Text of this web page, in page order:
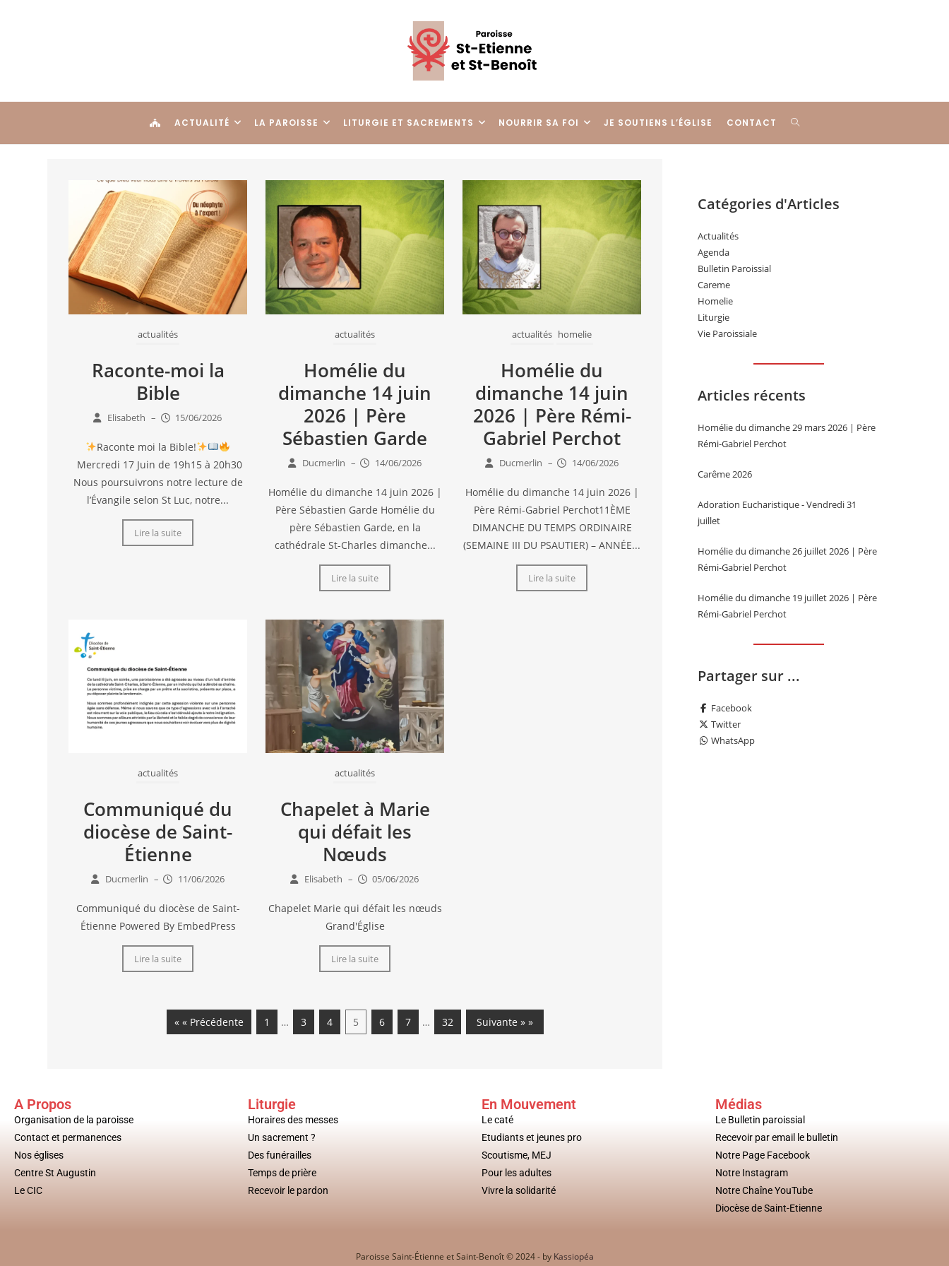
ACTUALITÉ LA PAROISSE LITURGIE ET SACREMENTS NOURRIR SA FOI JE SOUTIENS L’ÉGLISE CONTACT
actualités
Raconte-moi la
Bible
Elisabeth – 15/06/2026
Raconte moi la Bible!
Mercredi 17 Juin de 19h15 à 20h30
Nous poursuivrons notre lecture de
l’Évangile selon St Luc, notre...
Lire la suite
actualités
Homélie du
dimanche 14 juin
2026 | Père
Sébastien Garde
Ducmerlin – 14/06/2026
Homélie du dimanche 14 juin 2026 |
Père Sébastien Garde Homélie du
père Sébastien Garde, en la
cathédrale St-Charles dimanche...
Lire la suite
actualités homelie
Homélie du
dimanche 14 juin
2026 | Père Rémi-
Gabriel Perchot
Ducmerlin – 14/06/2026
Homélie du dimanche 14 juin 2026 |
Père Rémi-Gabriel Perchot11ÈME
DIMANCHE DU TEMPS ORDINAIRE
(SEMAINE III DU PSAUTIER) – ANNÉE...
Lire la suite
actualités
Communiqué du
diocèse de Saint-
Étienne
Ducmerlin – 11/06/2026
Communiqué du diocèse de Saint-
Étienne Powered By EmbedPress
Lire la suite
actualités
Chapelet à Marie
qui défait les
Nœuds
Elisabeth – 05/06/2026
Chapelet Marie qui défait les nœuds
Grand'Église
Lire la suite
« « Précédente 1 … 3 4 5 6 7 … 32 Suivante » »
Catégories d'Articles
Actualités
Agenda
Bulletin Paroissial
Careme
Homelie
Liturgie
Vie Paroissiale
Articles récents
Homélie du dimanche 29 mars 2026 | Père
Rémi-Gabriel Perchot
Carême 2026
Adoration Eucharistique - Vendredi 31
juillet
Homélie du dimanche 26 juillet 2026 | Père
Rémi-Gabriel Perchot
Homélie du dimanche 19 juillet 2026 | Père
Rémi-Gabriel Perchot
Partager sur ...
Facebook
Twitter
WhatsApp
A Propos
Organisation de la paroisse
Contact et permanences
Nos églises
Centre St Augustin
Le CIC
Liturgie
Horaires des messes
Un sacrement ?
Des funérailles
Temps de prière
Recevoir le pardon
En Mouvement
Le caté
Etudiants et jeunes pro
Scoutisme, MEJ
Pour les adultes
Vivre la solidarité
Médias
Le Bulletin paroissial
Recevoir par email le bulletin
Notre Page Facebook
Notre Instagram
Notre Chaîne YouTube
Diocèse de Saint-Etienne
Paroisse Saint-Étienne et Saint-Benoît © 2024 - by Kassiopéa